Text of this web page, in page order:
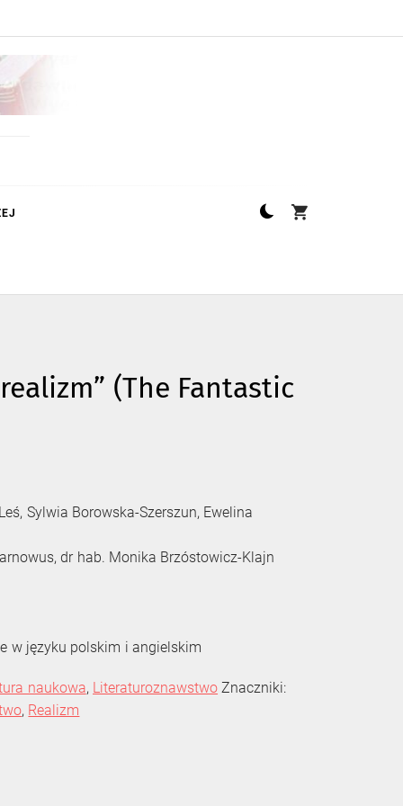
(The Fantastic
Sylwia Borowska-Szerszun, Ewelina
dr hab. Monika Brzóstowicz-Klajn
w języku polskim i angielskim
naukowa, Literaturoznawstwo Znaczniki:
, Realizm